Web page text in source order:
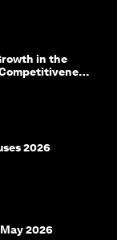
in the
2026
2026